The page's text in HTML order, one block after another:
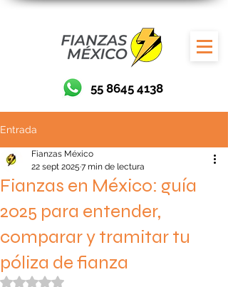
55 8645 4138
Entrada
Fianzas en México: guía
2025 para entender,
comparar y tramitar tu
póliza de fianza
Fianzas México
22 sept 2025 7 min de lectura
Obtuvo NaN de 5 estrellas.